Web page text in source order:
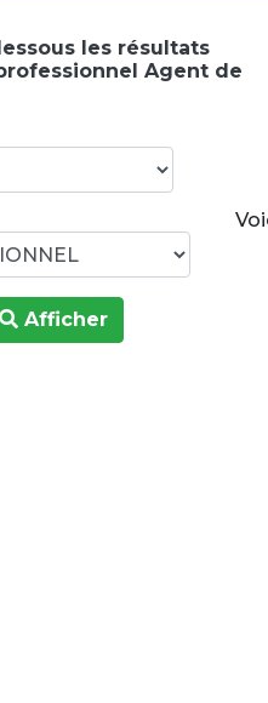
les résultats
Agent de
Afficher